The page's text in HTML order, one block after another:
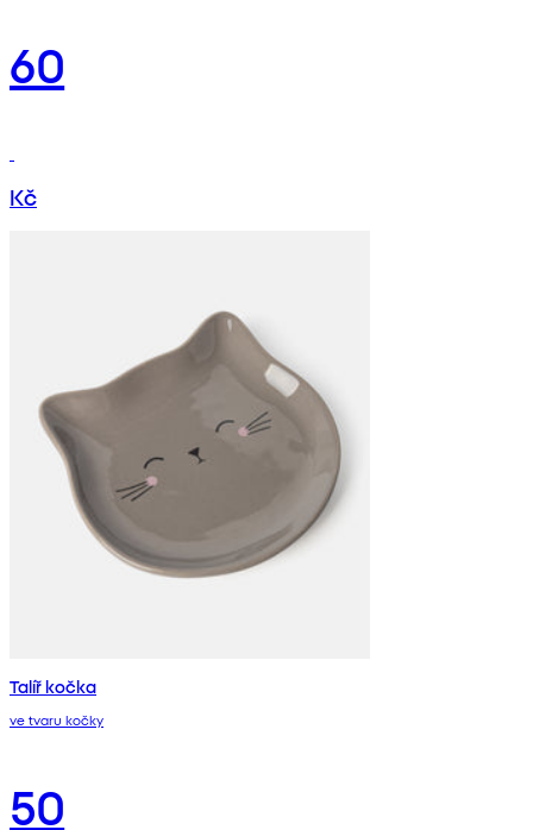
60
Kč
Talíř kočka
ve tvaru kočky
50